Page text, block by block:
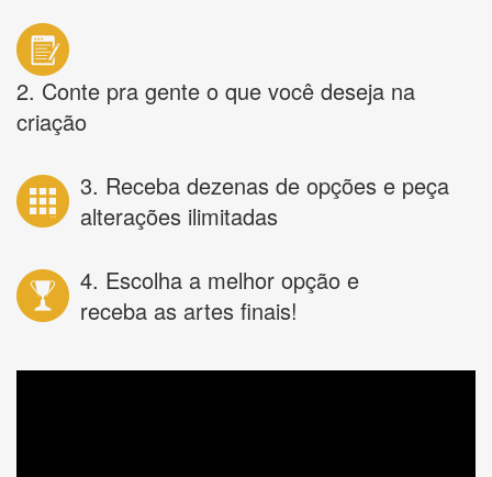
2. Conte pra gente o que você deseja na
criação
3. Receba dezenas de opções e peça
alterações ilimitadas
4. Escolha a melhor opção e
receba as artes finais!